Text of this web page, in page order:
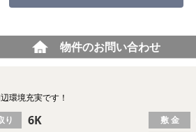
物件のお問い合わせ
環境充実です！
り 6K 敷 金